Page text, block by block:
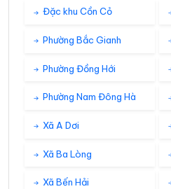
Đặc khu Cồn Cỏ
Phường Bắc Gianh
Phường Đồng Hới
Phường Nam Đông Hà
Xã A Dơi
Xã Ba Lòng
Xã Bến Hải